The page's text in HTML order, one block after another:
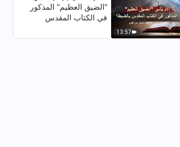
4:13
ترنيمة – لا أحد يدري بوصول الله –
ترنيمة فردية
13:57
"الضيق العظيم" المذكور
في الكتاب المقدس
من فيلم)